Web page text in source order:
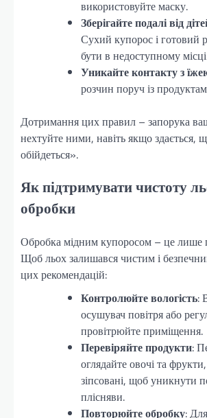
використовуйте маску.
Зберігайте подалі від
Сухий купорос і готовий
бути в недоступному
Уникайте контакту з
розчин поруч із
Дотримання цих правил – запорука
нехтуйте ними, навіть якщо здається,
обійдеться».
Як підтримувати чистоту
обробки
Обробка мідним купоросом – це лише
Щоб льох залишався чистим і
цих рекомендацій:
Контролюйте вологість:
осушувач повітря або
провітрюйте приміщення.
Перевіряйте продукти:
оглядайте овочі та
зіпсовані, щоб уникнути
плісняви.
Повторюйте обробку: